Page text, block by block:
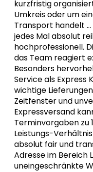
kurzfristig
Umkreis oder um
Transport handelt
jedes Mal absolut
hochprofessionell.
das Team reagiert
Besonders
Service als Express
wichtige
Zeitfenster und
Expressversand
Terminvorgaben zu
Leistungs-
absolut fair und
Adresse im Bereich
uneingeschränkte